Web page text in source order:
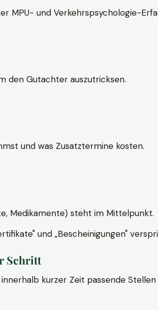
MPU- und Verkehrspsychologie-
den Gutachter auszutricksen.
und was Zusatztermine kosten.
Medikamente) steht im Mittelpunkt.
und „Bescheinigungen"
Schritt
kurzer Zeit passende